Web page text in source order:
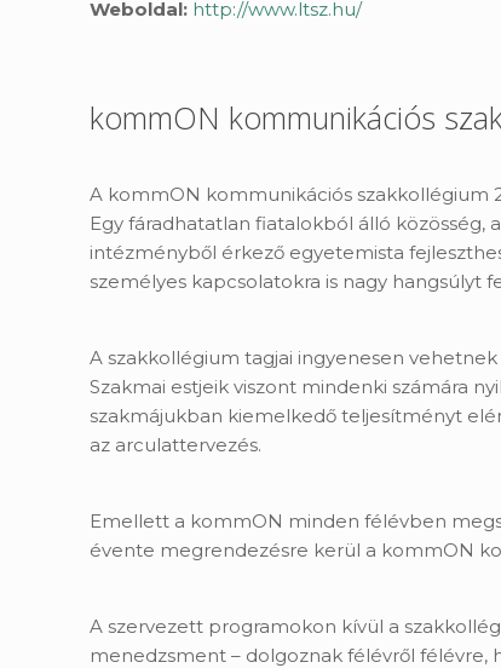
Weboldal: http://www.ltsz.hu/
kommON kommunikációs
A kommON kommunikációs szakkollégium
Egy fáradhatatlan fiatalokból álló közösség,
intézményből érkező egyetemista
személyes kapcsolatokra is nagy hangsúlyt
A szakkollégium tagjai ingyenesen
Szakmai estjeik viszont mindenki számára
szakmájukban kiemelkedő teljesítményt
az arculattervezés.
Emellett a kommON minden félévben
évente megrendezésre kerül a kommON
A szervezett programokon kívül a
menedzsment – dolgoznak félévről félévre,